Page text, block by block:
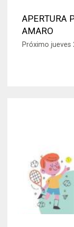
APERTURA
AMARO
Próximo jueves